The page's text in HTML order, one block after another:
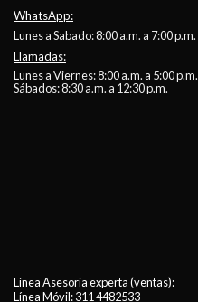
WhatsApp:
Lunes a Sabado: 8:00 a.m. a 7:00 p.m.
Llamadas:
Lunes a Viernes: 8:00 a.m. a 5:00 p.m.
Sábados: 8:30 a.m. a 12:30 p.m.
Línea Asesoría experta (ventas):
Línea Móvil:311 4482533